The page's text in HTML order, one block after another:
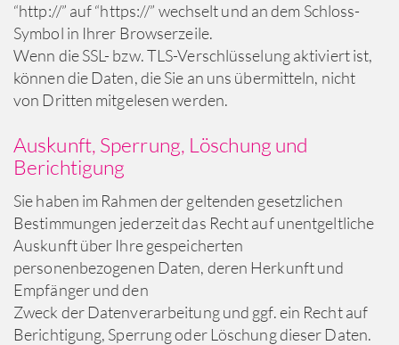
“http://” auf “https://” wechselt und an dem Schloss-
Symbol in Ihrer Browserzeile.
Wenn die SSL- bzw. TLS-Verschlüsselung aktiviert ist,
können die Daten, die Sie an uns übermitteln, nicht
von Dritten mitgelesen werden.
Auskunft, Sperrung, Löschung und
Berichtigung
Sie haben im Rahmen der geltenden gesetzlichen
Bestimmungen jederzeit das Recht auf unentgeltliche
Auskunft über Ihre gespeicherten
personenbezogenen Daten, deren Herkunft und
Empfänger und den
Zweck der Datenverarbeitung und ggf. ein Recht auf
Berichtigung, Sperrung oder Löschung dieser Daten.